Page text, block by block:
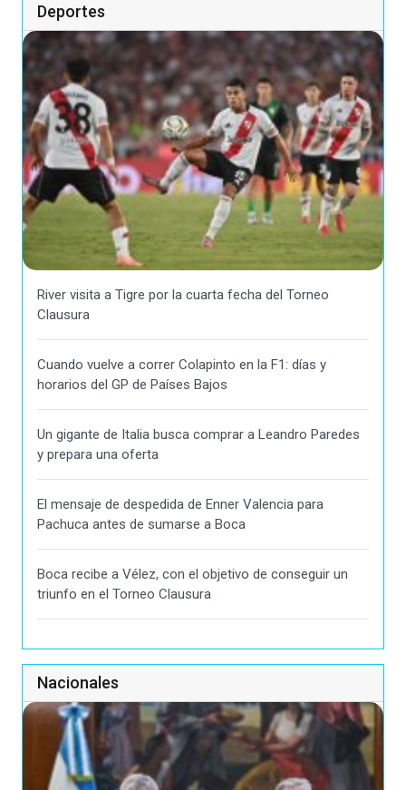
Deportes
River visita a Tigre por la cuarta fecha del Torneo
Clausura
Cuando vuelve a correr Colapinto en la F1: días y
horarios del GP de Países Bajos
Un gigante de Italia busca comprar a Leandro Paredes
y prepara una oferta
El mensaje de despedida de Enner Valencia para
Pachuca antes de sumarse a Boca
Boca recibe a Vélez, con el objetivo de conseguir un
triunfo en el Torneo Clausura
Nacionales